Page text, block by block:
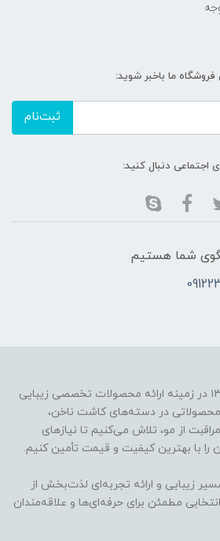
ما باخبر شوید:
ثبت‌نام
اجتماعی دنبال کنید:
شما هستیم
فروشگاه جوکار از سال ۱۳۸۲ در زمینه ارائه محصولات تخصصی زیبایی
محصولاتی در دسته‌های کاشت ناخن،
از مو، تلاش می‌کنیم تا نیازهای
با بهترین کیفیت و قیمت تأمین کنیم.
زیبایی و ارائه تجربه‌ای لذت‌بخش از
مطمئن برای حرفه‌ای‌ها و علاقه‌مندان